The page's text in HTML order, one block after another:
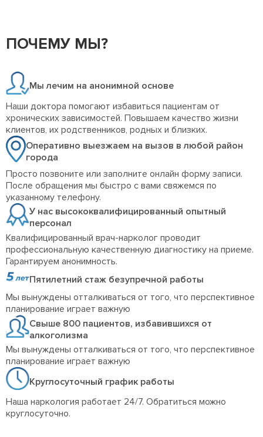
ПОЧЕМУ МЫ?
Мы лечим на анонимной основе
Наши доктора помогают избавиться пациентам от
хронических зависимостей. Повышаем качество жизни
клиентов, их родственников, родных и близких.
Оперативно выезжаем на вызов в любой район
города
Просто позвоните или заполните онлайн форму записи.
После обращения мы быстро с вами свяжемся по
указанному телефону.
У нас высококвалифицированный опытный
персонал
Квалифицированный врач-нарколог проводит
профессиональную качественную диагностику на приеме.
Гарантируем анонимность.
Пятилетний стаж безупречной работы
Мы вынуждены отталкиваться от того, что перспективное
планирование играет важную
Свыше 800 пациентов, избавившихся от
алкоголизма
Мы вынуждены отталкиваться от того, что перспективное
планирование играет важную
Круглосуточный график работы
Наша наркология работает 24/7. Обратиться можно
круглосуточно.